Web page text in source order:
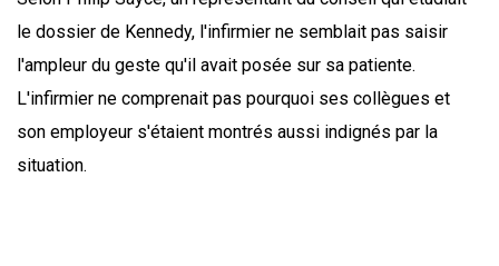
le dossier de Kennedy, l'infirmier ne semblait pas saisir
l'ampleur du geste qu'il avait posée sur sa patiente.
L'infirmier ne comprenait pas pourquoi ses collègues et
son employeur s'étaient montrés aussi indignés par la
situation.